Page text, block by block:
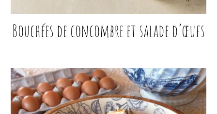
Bouchées de concombre et salade d’œufs